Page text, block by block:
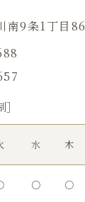
南9条1丁目86
水 木
○ ○